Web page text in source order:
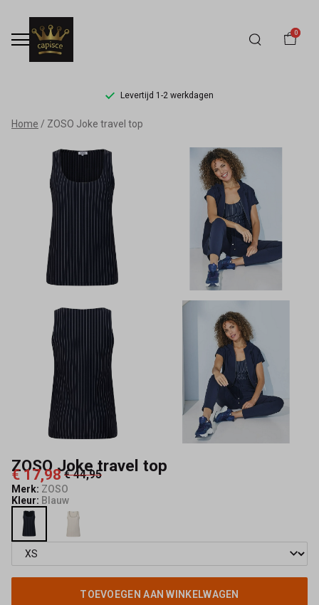
0
Levertijd 1-2 werkdagen
ZOSO
Joke
travel
Capisce
Mode
Home ZOSO Joke travel top
ZOSO Joke travel top
€ 17,98 € 44,95
Merk: ZOSO
Kleur: Blauw
TOEVOEGEN AAN WINKELWAGEN